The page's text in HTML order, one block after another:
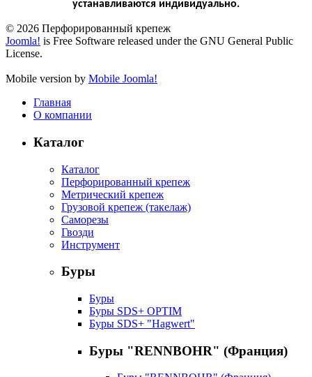
устанавливаются индивидуально.
© 2026 Перфорированный крепеж
Joomla! is Free Software released under the GNU General Public
License.
Mobile version by Mobile Joomla!
Главная
О компании
Каталог
Каталог
Перфорированный крепеж
Метрический крепеж
Грузовой крепеж (такелаж)
Саморезы
Гвозди
Инструмент
Буры
Буры
Буры SDS+ OPTIM
Буры SDS+ "Hagwert"
Буры "RENNBOHR" (Франция)